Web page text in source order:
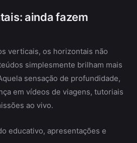
ainda fazem
verticais, os horizontais não
simplesmente brilham mais
sensação de profundidade,
em vídeos de viagens, tutoriais
ao vivo.
educativo, apresentações e